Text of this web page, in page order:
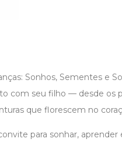
Sonhos, Sementes e
com seu filho — desde os
que florescem no
para sonhar,